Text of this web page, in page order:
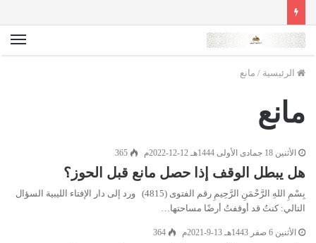
الرئيسية / مانع
مانع
الأثنين 18 جمادى الأولى 1444هـ 12-12-2022م 365
هل يبطل الوقف إذا حصل مانع قبل الحوز؟
بِسْمِ اللهِ الرَّحْمَنِ الرَّحِيمِ رقم الفتوى (4815) ورد إلى دار الإفتاء الليبية السؤال
التالي: كنتُ قد أوقفتُ أرضًا مساحتها…
الأثنين 6 صفر 1443هـ 13-9-2021م 364